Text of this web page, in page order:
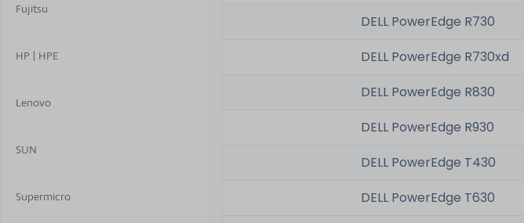
Fujitsu
HP | HPE
Lenovo
SUN
Supermicro
DELL PowerEdge R730
DELL PowerEdge R730xd
DELL PowerEdge R830
DELL PowerEdge R930
DELL PowerEdge T430
DELL PowerEdge T630